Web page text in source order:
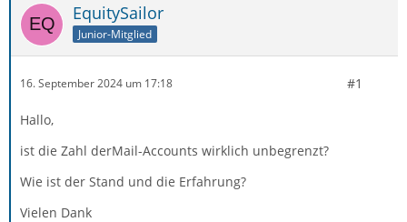
EquitySailor
Junior-Mitglied
16. September 2024 um 17:18 #1
Hallo,
ist die Zahl derMail-Accounts wirklich unbegrenzt?
Wie ist der Stand und die Erfahrung?
Vielen Dank